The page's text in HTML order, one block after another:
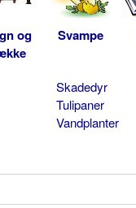
og
Svampe
Skadedyr
Tulipaner
Vandplanter